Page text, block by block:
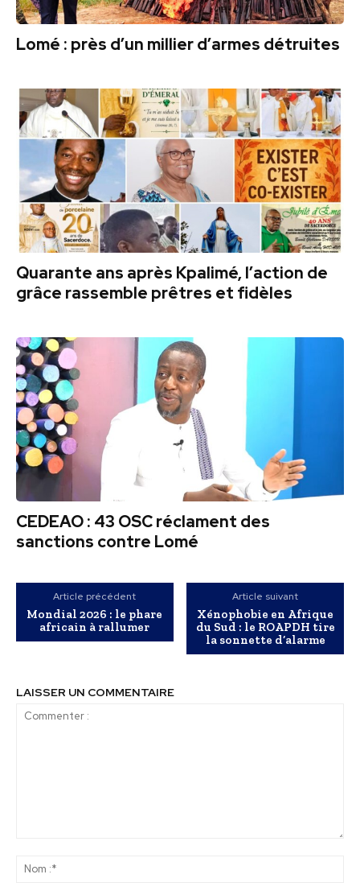
Lomé : près d’un millier d’armes détruites
Quarante ans après Kpalimé, l’action de
grâce rassemble prêtres et fidèles
CEDEAO : 43 OSC réclament des
sanctions contre Lomé
Article précédent
Mondial 2026 : le phare
africain à rallumer
Article suivant
Xénophobie en Afrique
du Sud : le ROAPDH tire
la sonnette d’alarme
LAISSER UN COMMENTAIRE